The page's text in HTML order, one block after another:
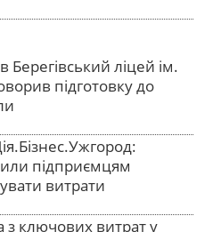
Берегівський ліцей ім.
підготовку до
підприємцям
витрати
з ключових витрат у